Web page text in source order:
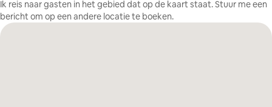
Ik reis naar gasten in het gebied dat op de kaart staat. Stuur me een
bericht om op een andere locatie te boeken.